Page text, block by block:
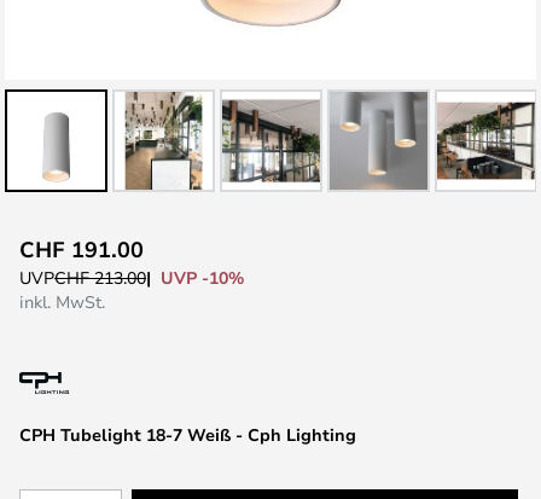
Anfang
der
CPH Tubelight 18-7 Weiß - Cph Lighting
CHF 191.00
UVPCHF 213.00
UVP -10%
inkl. MwSt.